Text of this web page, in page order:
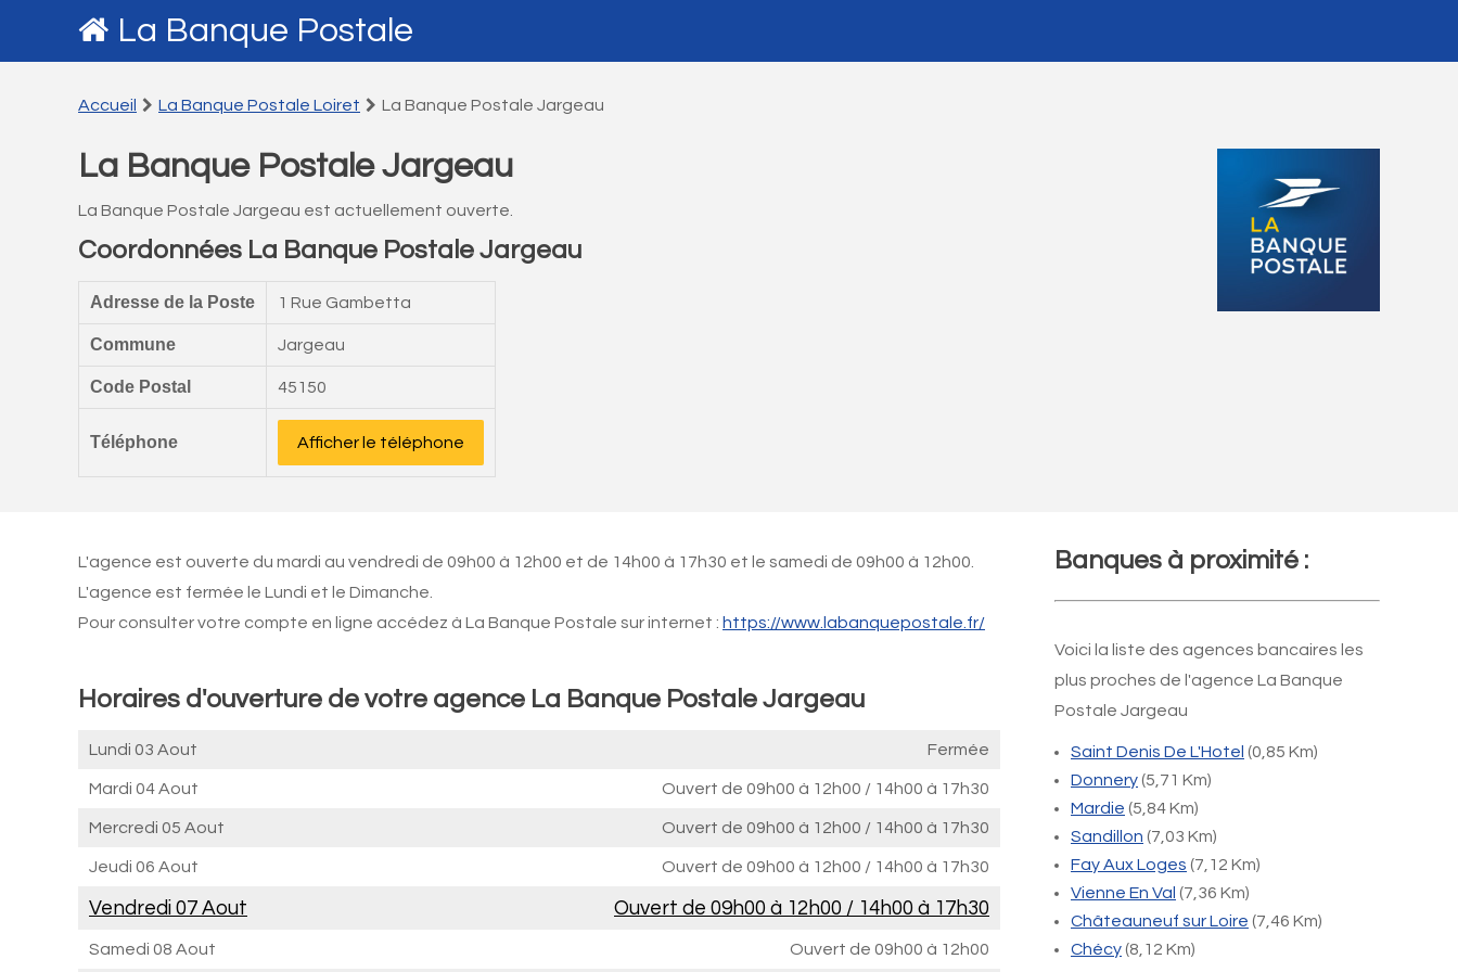
La Banque Postale
Accueil La Banque Postale Loiret La Banque Postale Jargeau
La Banque Postale Jargeau
La Banque Postale Jargeau est actuellement ouverte.
Coordonnées La Banque Postale Jargeau
Adresse de la Poste 1 Rue Gambetta
Commune Jargeau
Code Postal 45150
Téléphone Afficher le téléphone
L'agence est ouverte du mardi au vendredi de 09h00 à 12h00 et de 14h00 à 17h30 et le samedi de 09h00 à 12h00.
L'agence est fermée le Lundi et le Dimanche.
Pour consulter votre compte en ligne accédez à La Banque Postale sur internet : https://www.labanquepostale.fr/
Horaires d'ouverture de votre agence La Banque Postale Jargeau
Lundi 03 Aout Fermée
Mardi 04 Aout Ouvert de 09h00 à 12h00 / 14h00 à 17h30
Mercredi 05 Aout Ouvert de 09h00 à 12h00 / 14h00 à 17h30
Jeudi 06 Aout Ouvert de 09h00 à 12h00 / 14h00 à 17h30
Vendredi 07 Aout Ouvert de 09h00 à 12h00 / 14h00 à 17h30
Samedi 08 Aout Ouvert de 09h00 à 12h00
Banques à proximité :
Voici la liste des agences bancaires les
plus proches de l'agence La Banque
Postale Jargeau
Saint Denis De L'Hotel (0,85 Km)
Donnery(5,71 Km)
Mardie (5,84 Km)
Sandillon (7,03 Km)
Fay Aux Loges (7,12 Km)
Vienne En Val (7,36 Km)
Châteauneuf sur Loire (7,46 Km)
Chécy(8,12 Km)